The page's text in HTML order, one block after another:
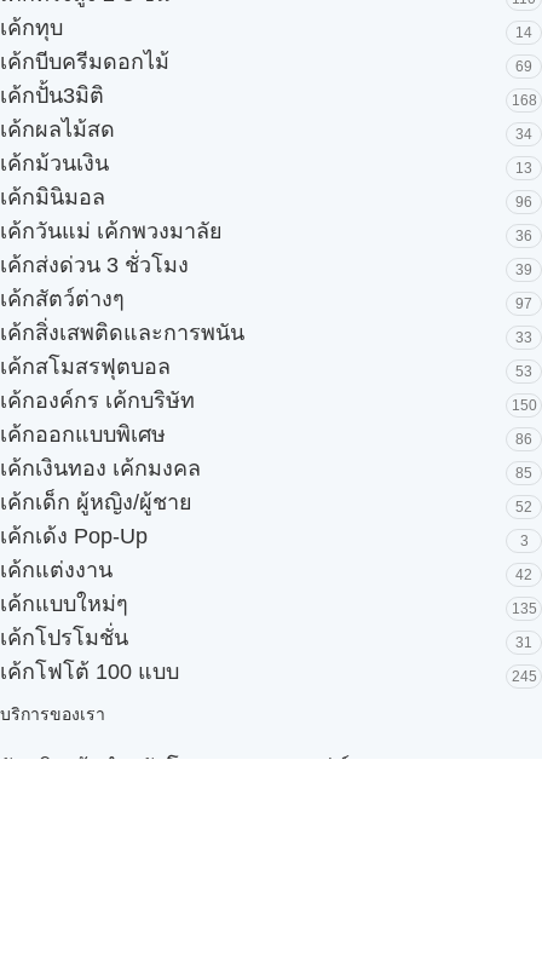
เค้กทุบ 14
เค้กบีบครีมดอกไม้ 69
เค้กปั้น3มิติ 168
เค้กผลไม้สด 34
เค้กม้วนเงิน 13
เค้กมินิมอล 96
เค้กวันแม่ เค้กพวงมาลัย 36
เค้กส่งด่วน 3 ชั่วโมง 39
เค้กสัตว์ต่างๆ 97
เค้กสิ่งเสพติดและการพนัน 33
เค้กสโมสรฟุตบอล 53
เค้กองค์กร เค้กบริษัท 150
เค้กออกแบบพิเศษ 86
เค้กเงินทอง เค้กมงคล 85
เค้กเด็ก ผู้หญิง/ผู้ชาย 52
เค้กเด้ง Pop-Up 3
เค้กแต่งงาน 42
เค้กแบบใหม่ๆ 135
เค้กโปรโมชั่น 31
เค้กโฟโต้ 100 แบบ 245
บริการของเรา
รับผลิตเค้กสำหรับโรงแรมและบุฟเฟ่ต์